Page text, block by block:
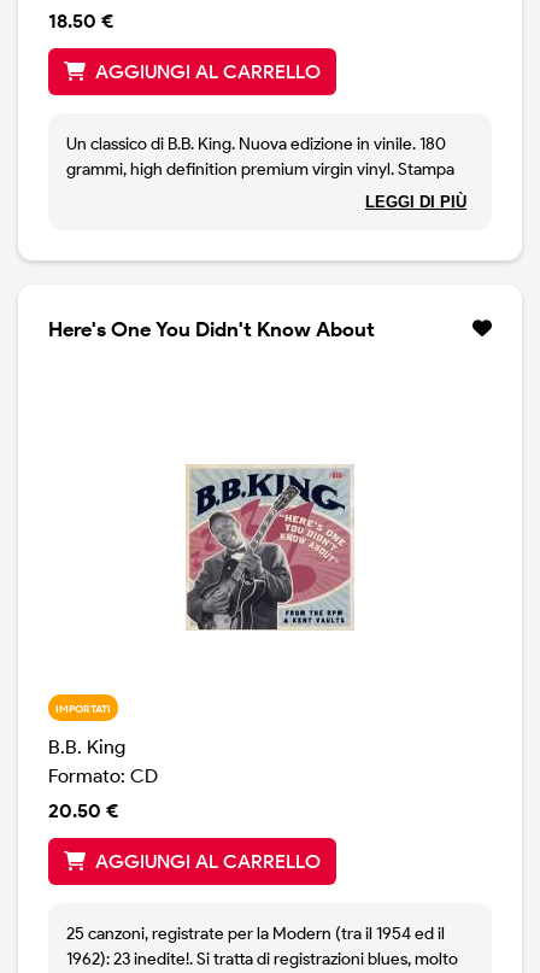
18.50 €
AGGIUNGI AL CARRELLO
Un classico di B.B. King. Nuova edizione in vinile. 180
grammi, high definition premium virgin vinyl. Stampa
LEGGI DI PIÙ
Here's One You Didn't Know About
IMPORTATI
B.B. King
Formato: CD
20.50 €
AGGIUNGI AL CARRELLO
25 canzoni, registrate per la Modern (tra il 1954 ed il
1962): 23 inedite!. Si tratta di registrazioni blues, molto